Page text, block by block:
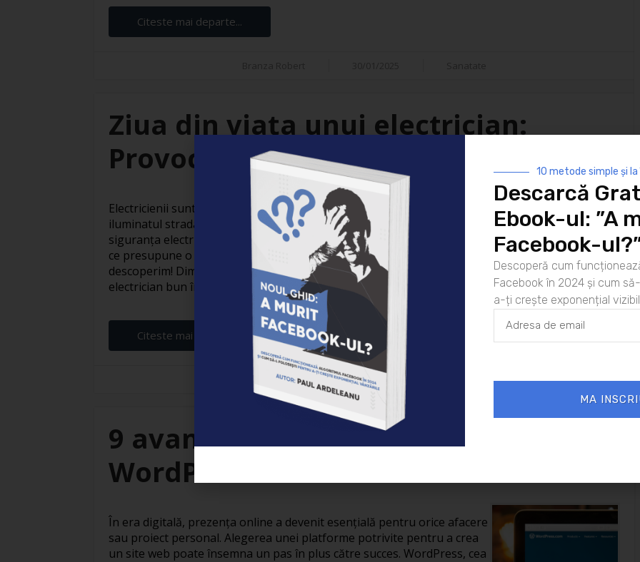
Citeste mai departe...
Ziua din viața unui electrician:
Provocări și satisfacții
Electricienii sunt adevărați eroi invizibili ai vieții moderne. De la
iluminatul stradal care face orașele să strălucească noaptea până la
siguranța electrică din locuințe, activitatea lor este indispensabilă. Dar
ce presupune o zi obișnuită din viața unui electrician? Hai să
descoperim! Dimineața devreme: Pregătirea pentru zi Ziua unui
electrician bun începe devreme. Cu o ceașcă [...]
Citeste mai departe...
Elena Ardeleanu 26/01/2025
9 avantaje ale creării unui site în
WordPress
În era digitală, prezența online a devenit esențială pentru orice afacere
sau proiect personal. Alegerea unei platforme potrivite pentru a crea
un site web poate însemna un pas în plus către succes. WordPress, cea
10 metode simple și
Descarcă
Ebook-ul: ”A
Facebook-
Descoperă cum
Facebook în 2024 și cum
a-ți crește exponențial
MA